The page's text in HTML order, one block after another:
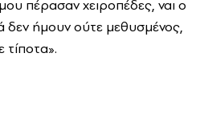
πέρασαν χειροπέδες, ναι ο
δεν ήμουν ούτε μεθυσμένος,